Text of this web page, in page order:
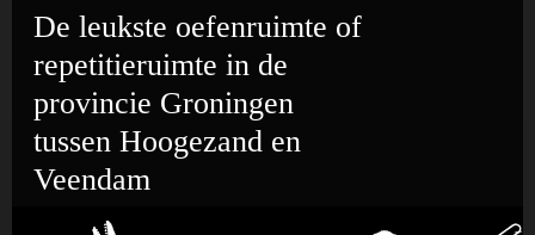
naar
inhoud
De leukste oefenruimte of
repetitieruimte in de
provincie Groningen
tussen Hoogezand en
Veendam